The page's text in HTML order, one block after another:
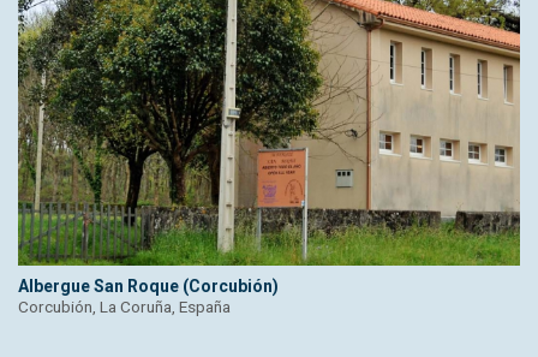
Albergue San Roque (Corcubión)
Corcubión, La Coruña, España